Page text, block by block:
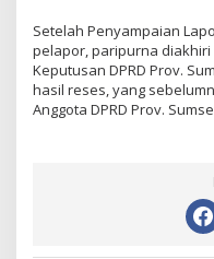
Setelah Penyampaian
pelapor, paripurna
Keputusan DPRD Prov.
hasil reses, yang
Anggota DPRD Prov.